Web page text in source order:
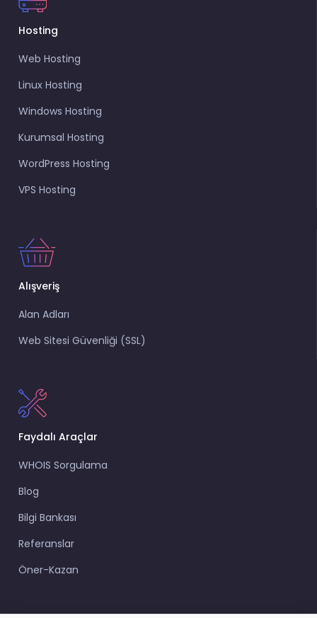
Hosting
Web Hosting
Linux Hosting
Windows Hosting
Kurumsal Hosting
WordPress Hosting
VPS Hosting
Alışveriş
Alan Adları
Web Sitesi Güvenliği (SSL)
Faydalı Araçlar
WHOIS Sorgulama
Blog
Bilgi Bankası
Referanslar
Öner-Kazan